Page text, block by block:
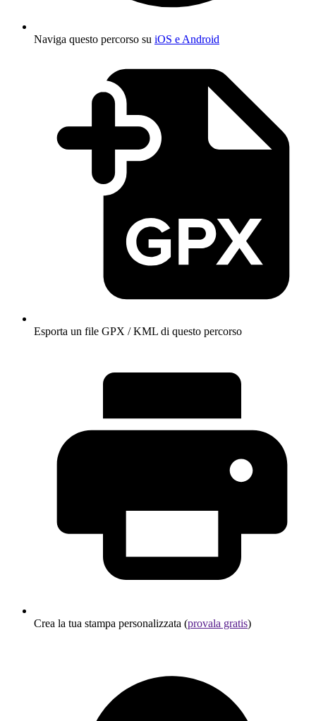
Naviga questo percorso su iOS e Android
Esporta un file GPX / KML di questo percorso
Crea la tua stampa personalizzata (provala gratis)